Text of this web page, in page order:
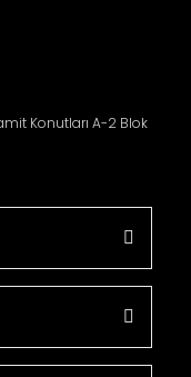
Konutları A-2 Blok